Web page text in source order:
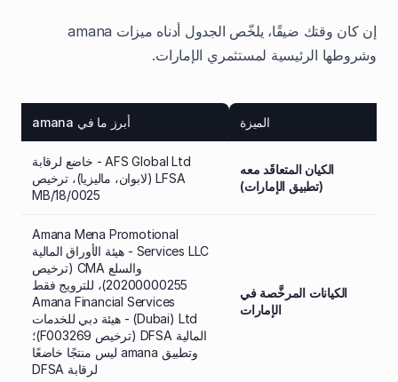
إن كان وقتك ضيقًا، يلخّص الجدول أدناه ميزات amana
وشروطها الرئيسية لمستثمري الإمارات.
الميزة أبرز ما في amana
الكيان المتعاقَد معه
(تطبيق الإمارات)
AFS Global Ltd - خاضع لرقابة
LFSA (لابوان، ماليزيا)، ترخيص
MB/18/0025
الكيانات المرخَّصة في
الإمارات
Amana Mena Promotional
Services LLC - هيئة الأوراق المالية
والسلع CMA (ترخيص
20200000255)، للترويج فقط
Amana Financial Services
(Dubai) Ltd - هيئة دبي للخدمات
المالية DFSA (ترخيص F003269)؛
وتطبيق amana ليس منتجًا خاضعًا
لرقابة DFSA